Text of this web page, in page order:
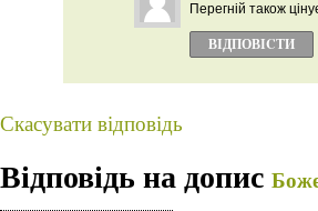
Перегній також
ВІДПОВІCТИ
Скасувати відповідь
Відповідь на допис